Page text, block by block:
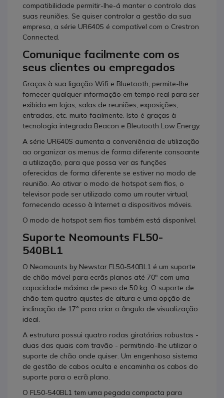
compatibilidade permitir-lhe-á manter o controlo das
suas reuniões. Se quiser controlar a gestão da sua
empresa, a série UR640S é compatível com o Crestron
Connected.
Comunique facilmente com os
seus clientes ou empregados
Graças à sua ligação Wifi e Bluetooth, permite-lhe
fornecer qualquer informação em tempo real para ser
exibida em lojas, salas de reuniões, exposições,
entradas, etc. muito facilmente. Isto é graças à
tecnologia integrada Beacon e Bleutooth Low Energy.
A série UR640S aumenta a conveniência de utilização
ao organizar os menus de forma diferente consoante
a utilização, para que possa ver as funções
oferecidas de forma diferente se estiver no modo de
reunião. Ao ativar o modo de hotspot sem fios, o
televisor pode ser utilizado como um router virtual,
fornecendo acesso à Internet a dispositivos móveis.
O modo de hotspot sem fios também está disponível.
Suporte Neomounts FL50-
540BL1
O Neomounts by Newstar FL50-540BL1 é um suporte
de chão móvel para ecrãs planos até 70" com uma
capacidade máxima de peso de 50 kg. O suporte de
chão tem quatro ajustes de altura e uma opção de
inclinação de 17° para criar o ângulo de visualização
ideal.
A estrutura possui quatro rodas giratórias robustas -
duas das quais com travão - permitindo-lhe utilizar o
suporte de chão onde quiser. Um engenhoso sistema
de gestão de cabos oculta e encaminha os cabos do
suporte para o ecrã plano.
O FL50-540BL1 tem uma pegada compacta para